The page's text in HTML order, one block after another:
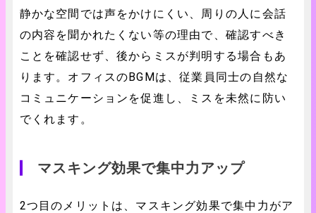
静かな空間では声をかけにくい、周りの人に会話
の内容を聞かれたくない等の理由で、確認すべき
ことを確認せず、後からミスが判明する場合もあ
ります。オフィスのBGMは、従業員同士の自然な
コミュニケーションを促進し、ミスを未然に防い
でくれます。
マスキング効果で集中力アップ
2つ目のメリットは、マスキング効果で集中力がア